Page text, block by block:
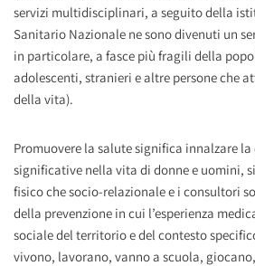
servizi multidisciplinari, a seguito della
Sanitario Nazionale ne sono divenuti un
in particolare, a fasce più fragili della
adolescenti, stranieri e altre persone che
della vita).
Promuovere la salute significa innalzare
significative nella vita di donne e uomini,
fisico che socio-relazionale e i consultori
della prevenzione in cui l’esperienza
sociale del territorio e del contesto
vivono, lavorano, vanno a scuola,